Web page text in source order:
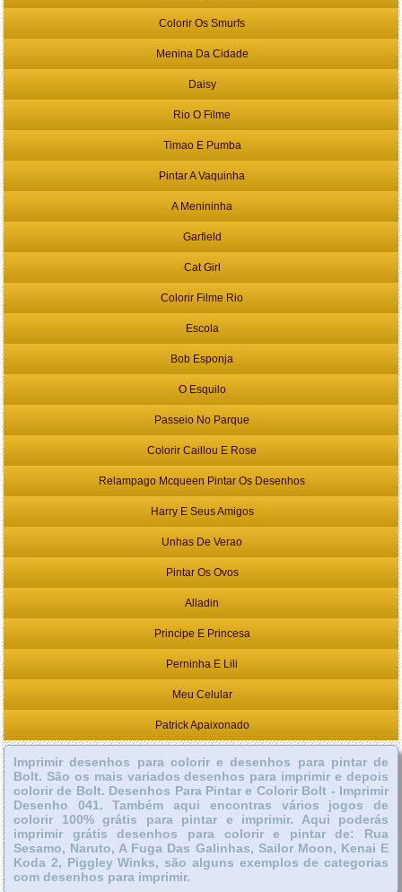
Colorir Os Smurfs
Menina Da Cidade
Daisy
Rio O Filme
Timao E Pumba
Pintar A Vaquinha
A Menininha
Garfield
Cat Girl
Colorir Filme Rio
Escola
Bob Esponja
O Esquilo
Passeio No Parque
Colorir Caillou E Rose
Relampago Mcqueen Pintar Os Desenhos
Harry E Seus Amigos
Unhas De Verao
Pintar Os Ovos
Alladin
Principe E Princesa
Perninha E Lili
Meu Celular
Patrick Apaixonado
Imprimir desenhos para colorir e desenhos para pintar de
Bolt. São os mais variados desenhos para imprimir e depois
colorir de Bolt. Desenhos Para Pintar e Colorir Bolt - Imprimir
Desenho 041. Também aqui encontras vários jogos de
colorir 100% grátis para pintar e imprimir. Aqui poderás
imprimir grátis desenhos para colorir e pintar de: Rua
Sesamo, Naruto, A Fuga Das Galinhas, Sailor Moon, Kenai E
Koda 2, Piggley Winks, são alguns exemplos de categorias
com desenhos para imprimir.